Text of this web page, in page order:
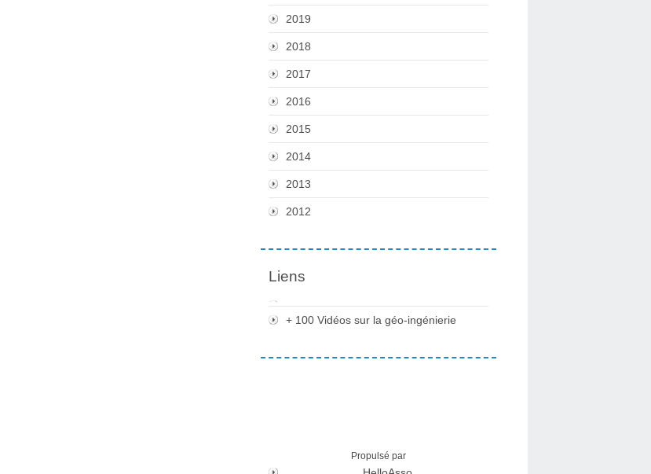
2019
2018
2017
2016
2015
2014
2013
2012
Liens
+ 100 Vidéos sur la géo-ingénierie
Propulsé par